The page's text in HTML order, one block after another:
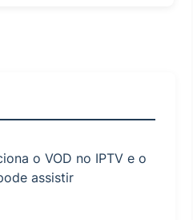
o VOD no IPTV e o
assistir